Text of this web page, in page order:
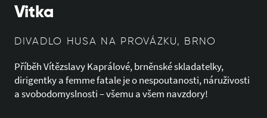
Vitka
DIVADLO HUSA NA PROVÁZKU, BRNO
Příběh Vítězslavy Kaprálové, brněnské skladatelky,
dirigentky a femme fatale je o nespoutanosti, náruživosti
a svobodomyslnosti – všemu a všem navzdory!